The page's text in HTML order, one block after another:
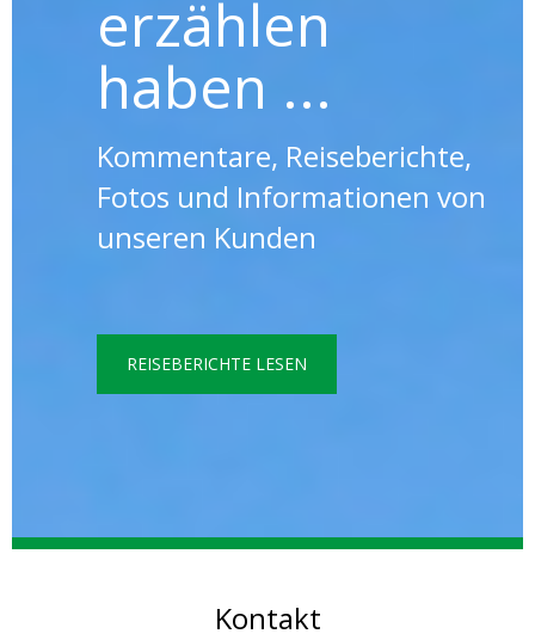
erzählen
haben ...
Kommentare, Reiseberichte,
Fotos und Informationen von
unseren Kunden
REISEBERICHTE LESEN
Kontakt